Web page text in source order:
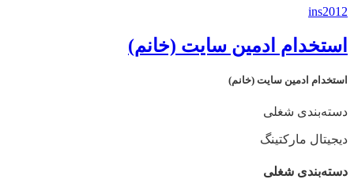
ins2012
استخدام ادمین سایت (خانم)
استخدام ادمین سایت (خانم)
دسته‌بندی شغلی
دیجیتال مارکتینگ
دسته‌بندی شغلی